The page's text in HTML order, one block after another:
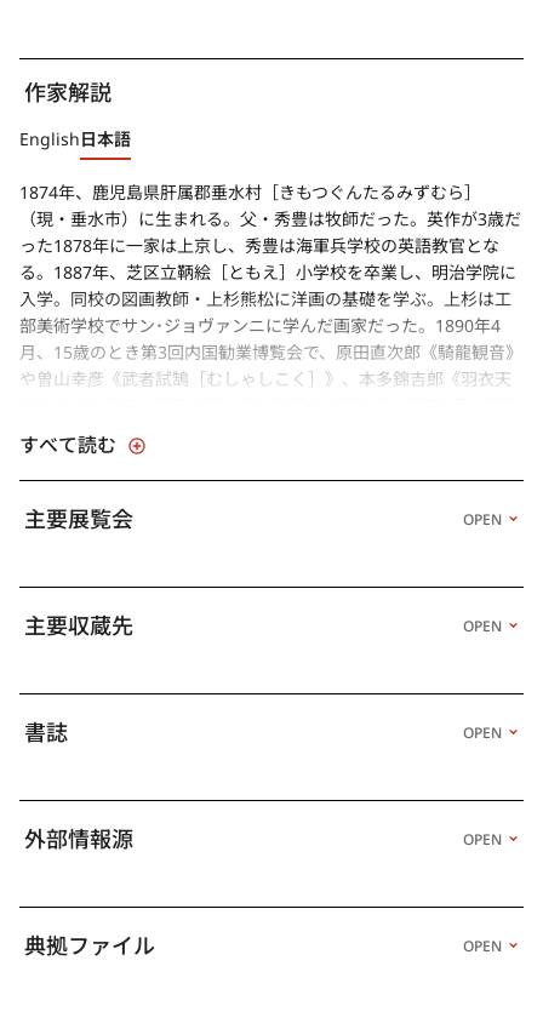
作家解説
English日本語
1874年、鹿児島県肝属郡垂水村［きもつぐんたるみずむら］
（現・垂水市）に生まれる。父・秀豊は牧師だった。英作が3歳だ
った1878年に一家は上京し、秀豊は海軍兵学校の英語教官とな
る。1887年、芝区立鞆絵［ともえ］小学校を卒業し、明治学院に
入学。同校の図画教師・上杉熊松に洋画の基礎を学ぶ。上杉は工
部美術学校でサン･ジョヴァンニに学んだ画家だった。1890年4
月、15歳のとき第3回内国勧業博覧会で、原田直次郎《騎龍観音》
や曽山幸彦《武者試鵠［むしゃしこく］》、本多錦吉郎《羽衣天
学院を中退して上杉の個人指導を受けるようになり、4月には、上
杉の紹介で曽山の画塾に入門した。同門に、岡田三郎助、中澤弘
光、三宅克己［こっき］、矢崎千代二らがいた。1892年1月に曽
山が急逝したため、原田直次郎の画塾・鍾美館［しょうびかん］
年にフランスから帰国したばかりの黒田清輝と久米桂一郎が主宰
していた画塾・天真道場に移る。1880年代後半にパリで画家とな
て、製作を見せて貰つて全く自分の夢にも見なかつた、天地の境
の幕を切つて見せて貰つた様な、嬉しさを感じた」と述懐してい
同世代の洋画家たちが、黒田がフランスから持ち込んだ画面に衝
撃を受けていた。1896年6月に黒田が中心になり、旧派に飽き足
術大学）に西洋画科が開設されると、和田はその助教授に指名さ
れた。黒田の高い評価と厚い信頼が窺える。
すべて読む
主要展覧会 OPEN
主要収蔵先 OPEN
書誌 OPEN
外部情報源 OPEN
典拠ファイル OPEN